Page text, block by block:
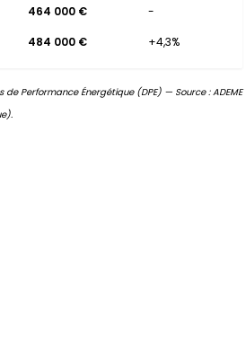
464 000 €
-
484 000 € +4,3%
Performance Énergétique (DPE) — Source : ADEME